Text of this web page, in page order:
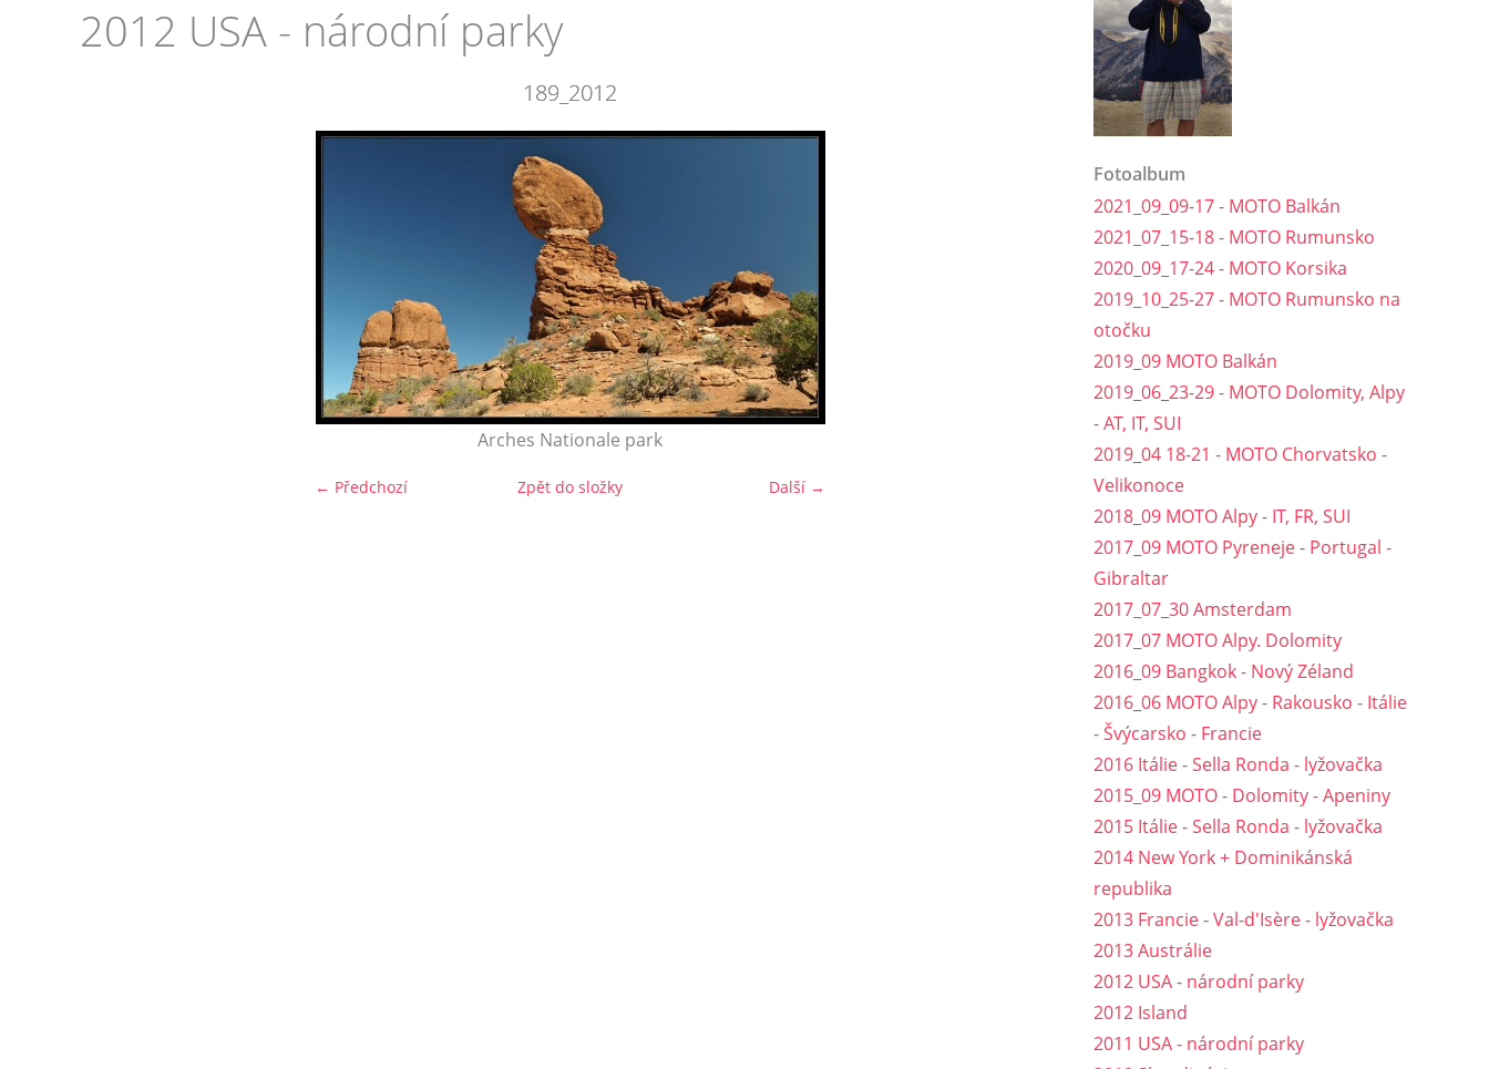
2012 USA - národní parky
189_2012
Arches Nationale park
← Předchozí Další →
Zpět do složky
Fotoalbum
2021_09_09-17 - MOTO Balkán
2021_07_15-18 - MOTO Rumunsko
2020_09_17-24 - MOTO Korsika
2019_10_25-27 - MOTO Rumunsko na
otočku
2019_09 MOTO Balkán
2019_06_23-29 - MOTO Dolomity, Alpy
- AT, IT, SUI
2019_04 18-21 - MOTO Chorvatsko -
Velikonoce
2018_09 MOTO Alpy - IT, FR, SUI
2017_09 MOTO Pyreneje - Portugal -
Gibraltar
2017_07_30 Amsterdam
2017_07 MOTO Alpy. Dolomity
2016_09 Bangkok - Nový Zéland
2016_06 MOTO Alpy - Rakousko - Itálie
- Švýcarsko - Francie
2016 Itálie - Sella Ronda - lyžovačka
2015_09 MOTO - Dolomity - Apeniny
2015 Itálie - Sella Ronda - lyžovačka
2014 New York + Dominikánská
republika
2013 Francie - Val-d'Isère - lyžovačka
2013 Austrálie
2012 USA - národní parky
2012 Island
2011 USA - národní parky